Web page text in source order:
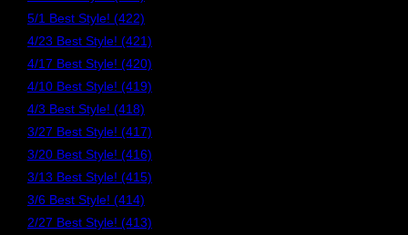
5/1 Best Style! (422)
4/23 Best Style! (421)
4/17 Best Style! (420)
4/10 Best Style! (419)
4/3 Best Style! (418)
3/27 Best Style! (417)
3/20 Best Style! (416)
3/13 Best Style! (415)
3/6 Best Style! (414)
2/27 Best Style! (413)